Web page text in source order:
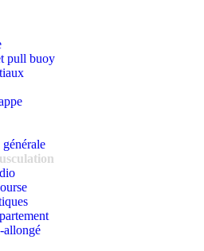
pull buoy
allongé